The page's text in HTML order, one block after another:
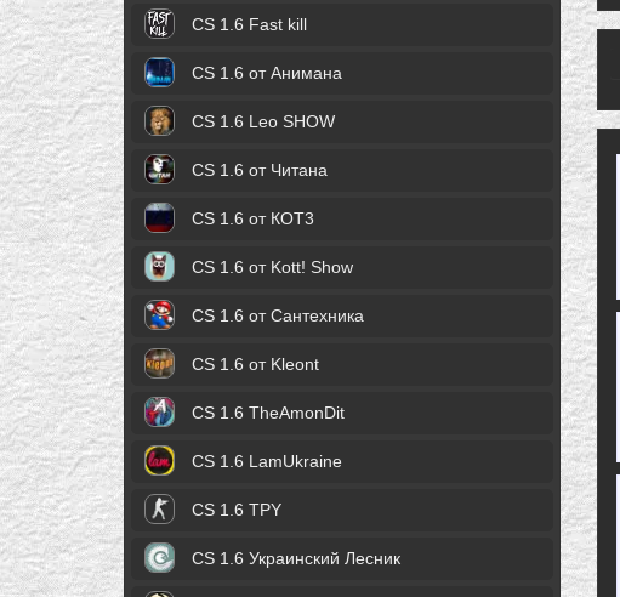
CS 1.6 Fast kill
CS 1.6 от Анимана
CS 1.6 Leo SHOW
CS 1.6 от Читана
CS 1.6 от КОТ3
CS 1.6 от Kott! Show
CS 1.6 от Сантехника
CS 1.6 от Kleont
CS 1.6 TheAmonDit
CS 1.6 LamUkraine
CS 1.6 TPY
CS 1.6 Украинский Лесник